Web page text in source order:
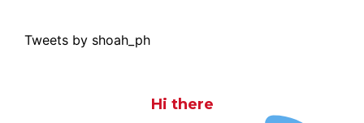
Tweets by shoah_ph
Hi there